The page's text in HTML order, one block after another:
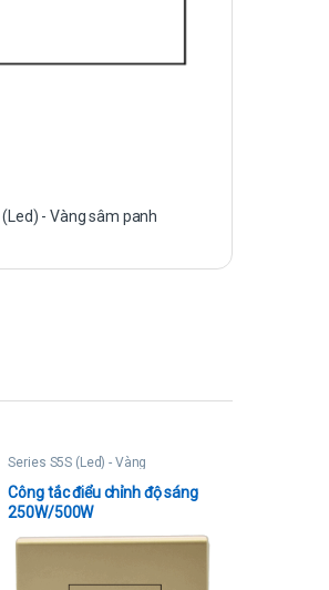
- Vàng sâm panh
Series S5S (Led) - Vàng
Công tắc điểu chỉnh độ sáng
250W/500W